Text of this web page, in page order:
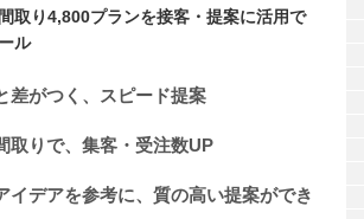
取り4,800プランを接客・提案に活用で
ル
差がつく、スピード提案
取りで、集客・受注数UP
イデアを参考に、質の高い提案ができ